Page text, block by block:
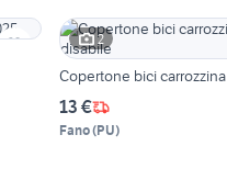
2
Copertone bici
13 €
Fano(PU)